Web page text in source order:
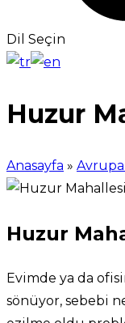
Dil Seçin
Huzur
Anasayfa » Avrupa
Huzur
Evimde ya da
sönüyor, sebebi